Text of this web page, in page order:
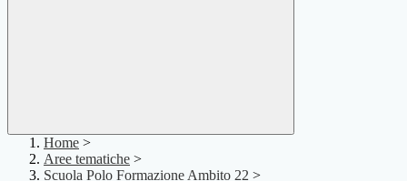
Home >
Aree tematiche >
Scuola Polo Formazione Ambito 22 >